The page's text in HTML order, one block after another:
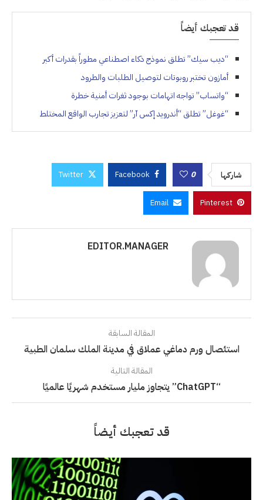
قد تعجبك أيضاً
“ديب سيك” تطلق نموذج ذكاء اصطناعي مطوراً بقدرات أكبر
أمازون تختبر روبوتات لتوصيل الطلبات والطرود
“واتساب” تواجه اتهامات بوجود ثغرات أمنية خطرة
“غوغل” تطلق “أندرويد إكس آر” لتعزيز تجارب الواقع المختلط
شاركها 0
Facebook
Twitter
Pinterest
Email
EDITOR.MANAGER
المقالة السابقة
استئصال ورم دماغي عملاق في مدينة الملك سلمان الطبية
المقالة التالية
“ChatGPT” يتجاوز مليار مستخدم شهريًا عالميًا
قد تعجبك أيضاً